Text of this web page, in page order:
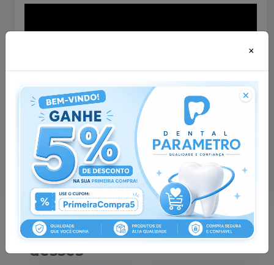
Você também pode gostar
desses
×